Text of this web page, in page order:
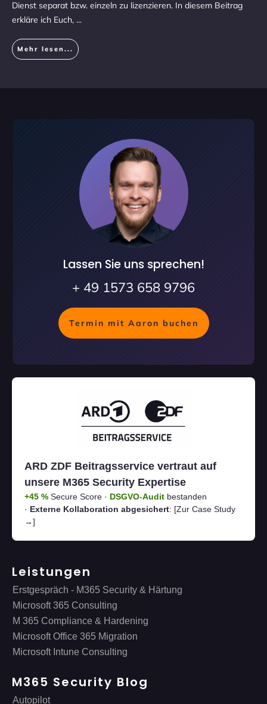
Dienst separat bzw. einzeln zu lizenzieren. In diesem Beitrag
erkläre ich Euch, ...
Mehr lesen...
Lassen Sie uns sprechen!
+ 49 1573 658 9796
Termin mit Aaron buchen
ARD ZDF Beitragsservice vertraut auf
unsere M365 Security Expertise
+45 % Secure Score · DSGVO-Audit bestanden
· Externe Kollaboration abgesichert: [Zur Case Study
→]
Leistungen
Erstgespräch - M365 Security & Härtung
Microsoft 365 Consulting
M 365 Compliance & Hardening
Microsoft Office 365 Migration
Microsoft Intune Consulting
M365 Security Blog
Autopilot